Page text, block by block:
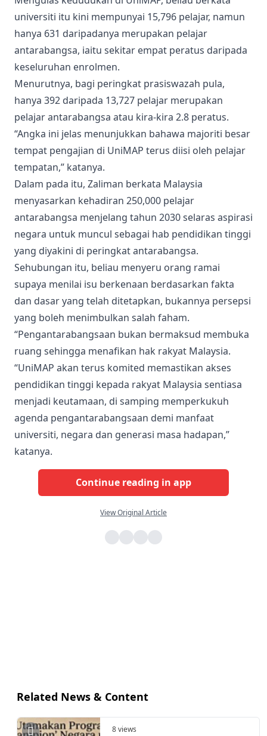
universiti itu kini mempunyai 15,796 pelajar, namun
hanya 631 daripadanya merupakan pelajar
antarabangsa, iaitu sekitar empat peratus daripada
keseluruhan enrolmen.
Menurutnya, bagi peringkat prasiswazah pula,
hanya 392 daripada 13,727 pelajar merupakan
pelajar antarabangsa atau kira-kira 2.8 peratus.
“Angka ini jelas menunjukkan bahawa majoriti besar
tempat pengajian di UniMAP terus diisi oleh pelajar
tempatan,” katanya.
Dalam pada itu, Zaliman berkata Malaysia
menyasarkan kehadiran 250,000 pelajar
antarabangsa menjelang tahun 2030 selaras aspirasi
negara untuk muncul sebagai hab pendidikan tinggi
yang diyakini di peringkat antarabangsa.
Sehubungan itu, beliau menyeru orang ramai
supaya menilai isu berkenaan berdasarkan fakta
dan dasar yang telah ditetapkan, bukannya persepsi
yang boleh menimbulkan salah faham.
“Pengantarabangsaan bukan bermaksud membuka
ruang sehingga menafikan hak rakyat Malaysia.
“UniMAP akan terus komited memastikan akses
pendidikan tinggi kepada rakyat Malaysia sentiasa
menjadi keutamaan, di samping memperkukuh
agenda pengantarabangsaan demi manfaat
universiti, negara dan generasi masa hadapan,”
katanya.
Continue reading in app
View Original Article
Related News & Content
8 views